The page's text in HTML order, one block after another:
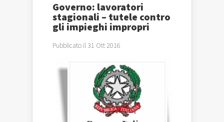
Governo: lavoratori
stagionali – tutele contro
gli impieghi impropri
Pubblicato il 31 Ott 2016